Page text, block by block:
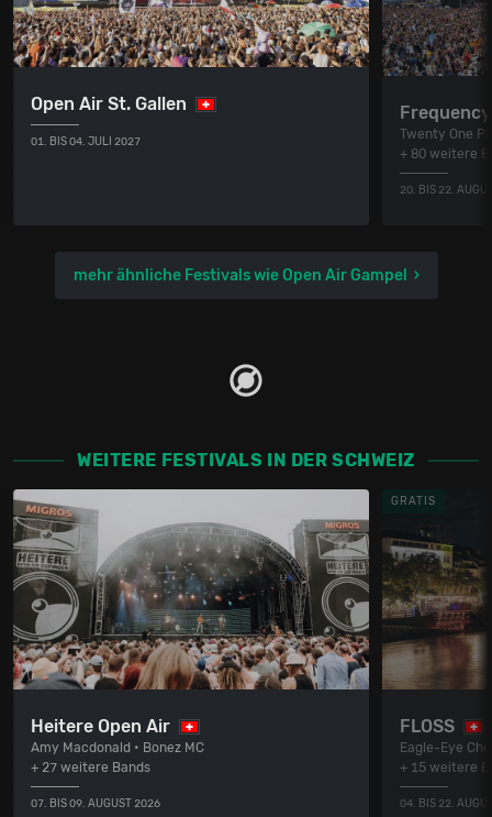
Open Air St. Gallen
01. BIS 04. JULI 2027
Twenty One
+ 80 weitere
20. BIS 22.
mehr ähnliche Festivals wie Open Air Gampel
WEITERE FESTIVALS IN DER SCHWEIZ
Heitere Open Air
Amy Macdonald • Bonez MC
+ 27 weitere Bands
07. BIS 09. AUGUST 2026
GRATIS
FLOSS
Eagle-Eye
+ 15 weitere
04. BIS 22.